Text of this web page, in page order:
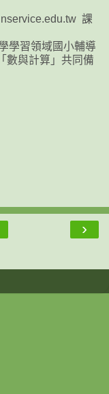
課
學習領域國小輔導
數與計算」共同備
›